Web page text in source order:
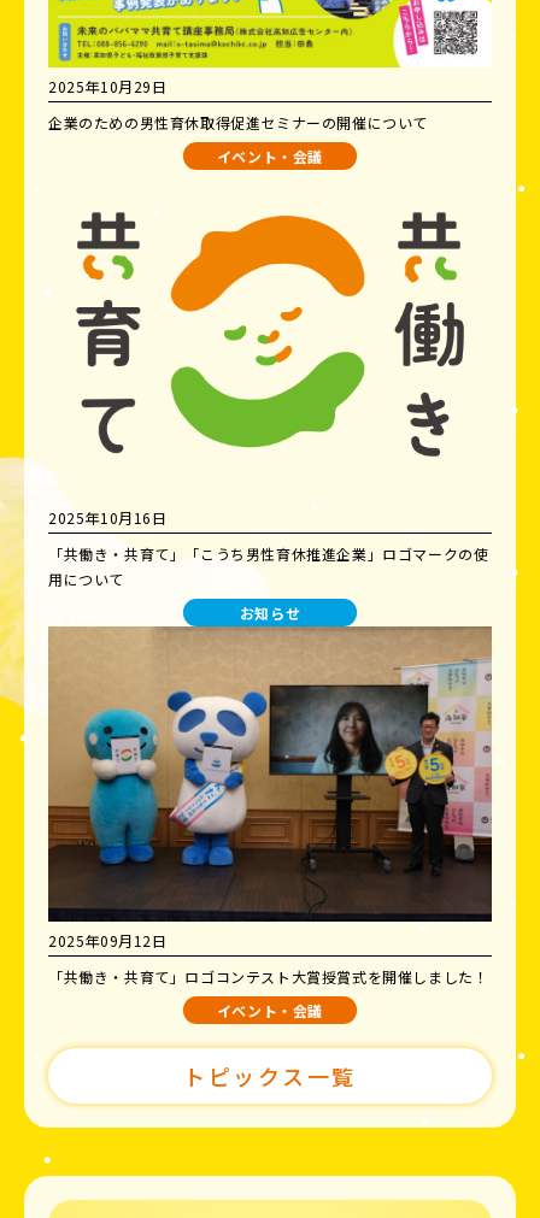
2025年10月29日
企業のための男性育休取得促進セミナーの開催について
イベント・会議
2025年10月16日
「共働き・共育て」「こうち男性育休推進企業」ロゴマークの使
用について
お知らせ
2025年09月12日
「共働き・共育て」ロゴコンテスト大賞授賞式を開催しました！
イベント・会議
トピックス一覧